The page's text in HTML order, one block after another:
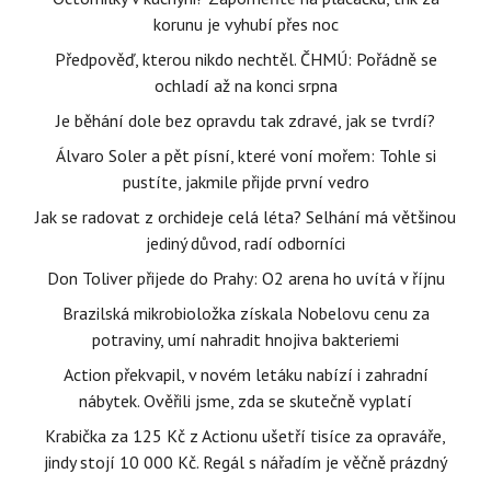
korunu je vyhubí přes noc
Předpověď, kterou nikdo nechtěl. ČHMÚ: Pořádně se
ochladí až na konci srpna
Je běhání dole bez opravdu tak zdravé, jak se tvrdí?
Álvaro Soler a pět písní, které voní mořem: Tohle si
pustíte, jakmile přijde první vedro
Jak se radovat z orchideje celá léta? Selhání má většinou
jediný důvod, radí odborníci
Don Toliver přijede do Prahy: O2 arena ho uvítá v říjnu
Brazilská mikrobioložka získala Nobelovu cenu za
potraviny, umí nahradit hnojiva bakteriemi
Action překvapil, v novém letáku nabízí i zahradní
nábytek. Ověřili jsme, zda se skutečně vyplatí
Krabička za 125 Kč z Actionu ušetří tisíce za opraváře,
jindy stojí 10 000 Kč. Regál s nářadím je věčně prázdný